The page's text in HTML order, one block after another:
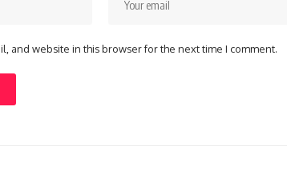
and website in this browser for the next time I comment.